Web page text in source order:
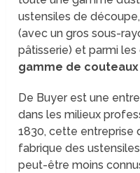
ustensiles de
(avec un gros sous-
pâtisserie) et parmi
gamme de couteaux
De Buyer est une
dans les milieux
1830, cette entreprise
fabrique des
peut-être moins